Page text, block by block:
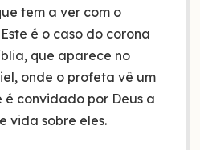
tem a ver com o
é o caso do corona
que aparece no
onde o profeta vê um
é convidado por Deus a
vida sobre eles.